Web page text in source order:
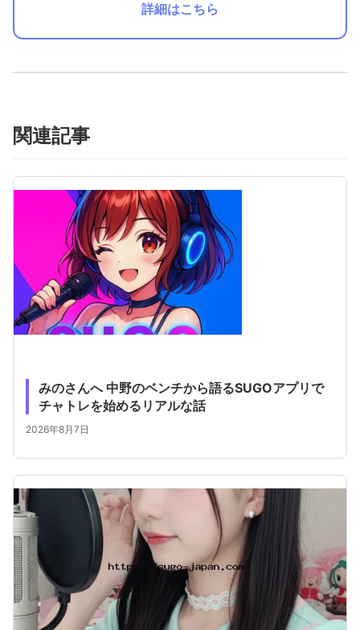
詳細はこちら
関連記事
みのさんへ 中野のベンチから語るSUGOアプリで
チャトレを始めるリアルな話
2026年8月7日